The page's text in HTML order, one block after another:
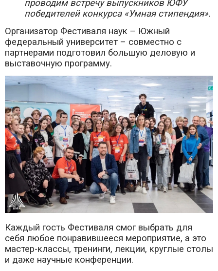
проводим встречу выпускников ЮФУ
победителей конкурса «Умная стипендия».
Организатор Фестиваля наук – Южный
федеральный университет – совместно с
партнерами подготовил большую деловую и
выставочную программу.
Каждый гость Фестиваля смог выбрать для
себя любое понравившееся мероприятие, а это
мастер-классы, тренинги, лекции, круглые столы
и даже научные конференции.